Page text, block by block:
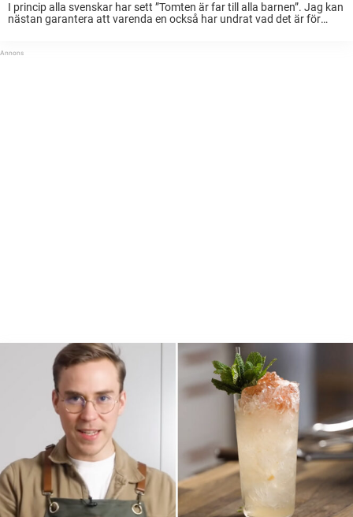
I princip alla svenskar har sett ”Tomten är far till alla barnen”. Jag kan
nästan garantera att varenda en också har undrat vad det är för